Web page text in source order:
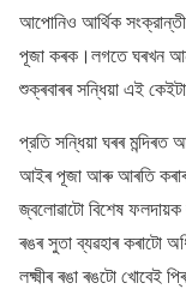
আপোনিও আৰ্থিক
পূজা কৰক।লগতে ঘৰখন আন
শুক্ৰবাৰৰ সন্ধিয়া এই
প্রতি সন্ধিয়া ঘৰৰ মন্দিৰত
আইৰ পূজা আৰু আৰতি কৰাৰ
জ্বলোৱাটো বিশেষ ফলদায়ক
ৰঙৰ সুতা ব্যৱহাৰ কৰাটো
লক্ষ্মীৰ ৰঙা ৰঙটো খোবেই